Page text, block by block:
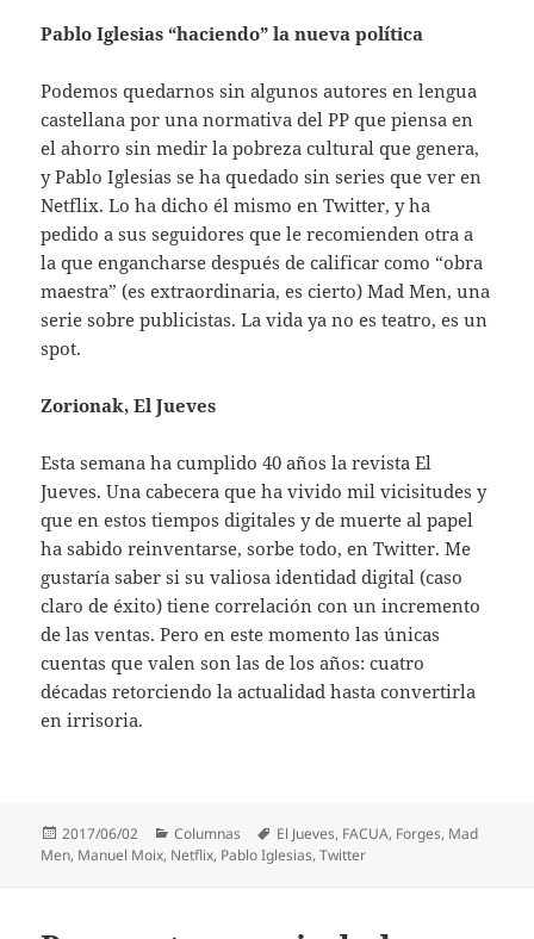
Pablo Iglesias “haciendo” la nueva política
Podemos quedarnos sin algunos autores en lengua
castellana por una normativa del PP que piensa en
el ahorro sin medir la pobreza cultural que genera,
y Pablo Iglesias se ha quedado sin series que ver en
Netflix. Lo ha dicho él mismo en Twitter, y ha
pedido a sus seguidores que le recomienden otra a
la que engancharse después de calificar como “obra
maestra” (es extraordinaria, es cierto) Mad Men, una
serie sobre publicistas. La vida ya no es teatro, es un
spot.
Zorionak, El Jueves
Esta semana ha cumplido 40 años la revista El
Jueves. Una cabecera que ha vivido mil vicisitudes y
que en estos tiempos digitales y de muerte al papel
ha sabido reinventarse, sorbe todo, en Twitter. Me
gustaría saber si su valiosa identidad digital (caso
claro de éxito) tiene correlación con un incremento
de las ventas. Pero en este momento las únicas
cuentas que valen son las de los años: cuatro
décadas retorciendo la actualidad hasta convertirla
en irrisoria.
Publicado
el
2017/06/02 Categorías
Columnas Etiquetas
El Jueves, FACUA, Forges, Mad
Men, Manuel Moix, Netflix, Pablo Iglesias,Twitter